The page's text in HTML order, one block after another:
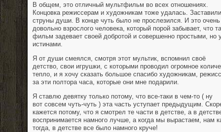
В общем, это отличный мультфильм во всех отношениях.
Концовка режиссерам и художникам тоже удалась.
струны души. В конце чуть было не прослезился. И это
довольно взрослого человека, который порой забывает, что
фильм задевает своей добротой и совершенно простыми, но
истинами.
Я от души смеялся, смотря этот мультик, вспомнил своё
детство, свои игрушки, с которыми проводил огромное
тепло, и я хочу сказать большое спасибо художникам,
за эти полтора часа, которые они мне подарили.
Я ставлю девятку только потому, что все-таки в чем-то ( ну
вот совсем чуть-чуть ) эта часть уступает предыдущим.
кажется потому, что я смотрел те части в детстве, а в
воспринимается намного лучше, а когда мы вырастаем, нам
тогда, в детстве все было намного круче!